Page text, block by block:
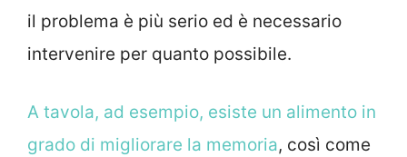
il problema è più serio ed è necessario
intervenire per quanto possibile.
A tavola, ad esempio, esiste un alimento in
grado di migliorare la memoria, così come